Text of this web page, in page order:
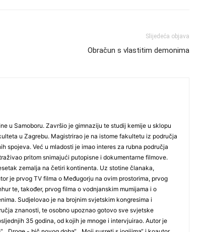
Slijedeća objava
Obračun s vlastitim demonima
u Samoboru. Završio je gimnaziju te studij kemije u sklopu
u Zagrebu. Magistrirao je na istome fakultetu iz područja
spojeva. Već u mladosti je imao interes za rubna područja
pritom snimajući putopisne i dokumentarne filmove.
zemalja na četiri kontinenta. Uz stotine članaka,
je prvog TV filma o Međugorju na ovim prostorima, prvog
te, također, prvog filma o vodnjanskim mumijama i o
Sudjelovao je na brojnim svjetskim kongresima i
znanosti, te osobno upoznao gotovo sve svjetske
35 godina, od kojih je mnoge i intervjuirao. Autor je